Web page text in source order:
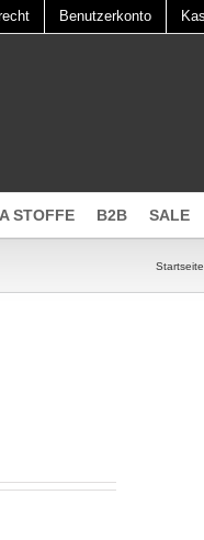
Benutzerkonto
STOFFE B2B SALE
Startseite